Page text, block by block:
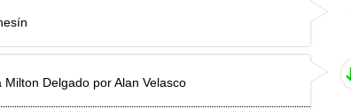
Delgado por Alan Velasco